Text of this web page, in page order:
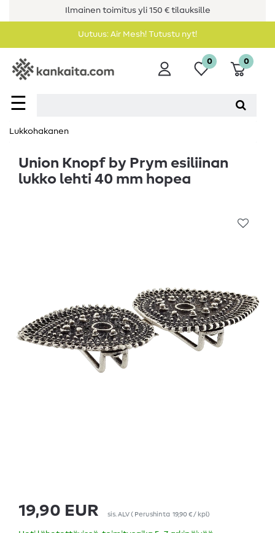
Ilmainen toimitus yli 150 € tilauksille
Uutuus: Air Mesh! Tutustu nyt!
☰
0 0
Lukkohakanen
Union Knopf by Prym esiliinan
lukko lehti 40 mm hopea
19,90 EUR sis. ALV( Perushinta 19,90 € / kpl)